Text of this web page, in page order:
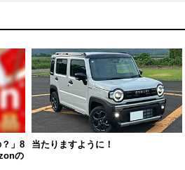
？」8
の
当たりますように！